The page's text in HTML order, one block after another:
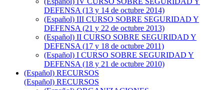
DEFENSA (13 y 14 de octubre 2014)
(Español) III CURSO SOBRE SEGURIDAD Y
DEFENSA (21 y 22 de octubre 2013)
(Español) II CURSO SOBRE SEGURIDAD Y
DEFENSA (17 y 18 de octubre 2011)
(Español) I CURSO SOBRE SEGURIDAD Y
DEFENSA (18 y 21 de octubre 2010)
(Español) RECURSOS
(Español) RECURSOS